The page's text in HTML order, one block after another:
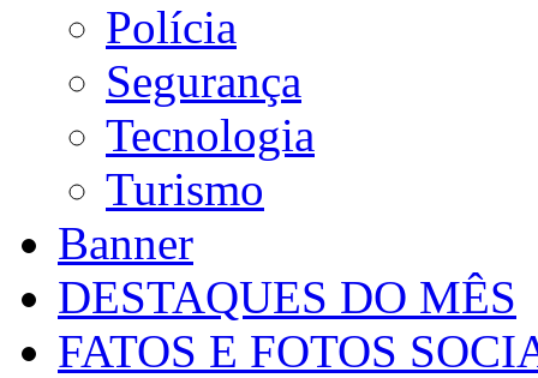
Polícia
Segurança
Tecnologia
Turismo
Banner
DESTAQUES DO MÊS
FATOS E FOTOS